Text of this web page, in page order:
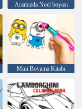
Aramızda Noel boyası
Mini Boyama Kitabı